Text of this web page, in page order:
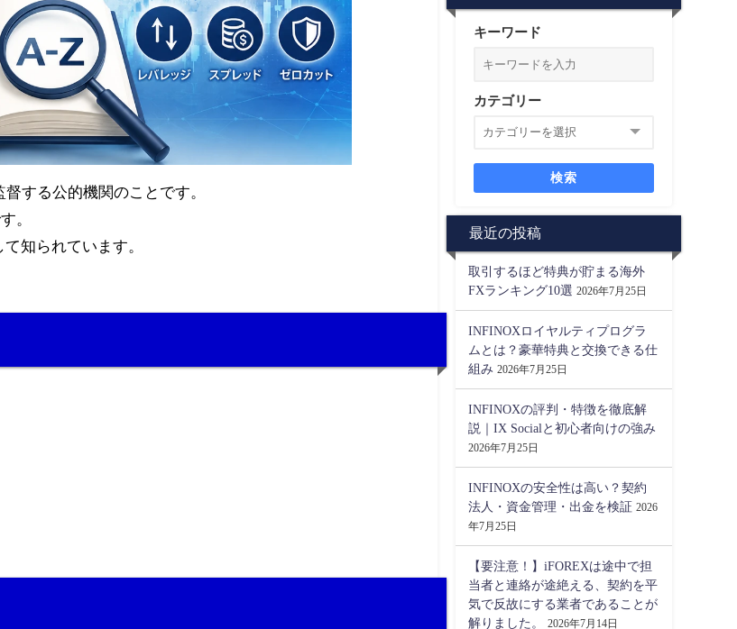
する公的機関のことです。
。
知られています。
キーワード
カテゴリー
検索
最近の投稿
取引するほど特典が貯まる海外
FXランキング10選 2026年7月25日
INFINOXロイヤルティプログラ
ムとは？豪華特典と交換できる仕
組み 2026年7月25日
INFINOXの評判・特徴を徹底解
説｜IX Socialと初心者向けの強み
2026年7月25日
INFINOXの安全性は高い？契約
法人・資金管理・出金を検証 2026
年7月25日
【要注意！】iFOREXは途中で担
当者と連絡が途絶える、契約を平
気で反故にする業者であることが
解りました。
2026年7月14日